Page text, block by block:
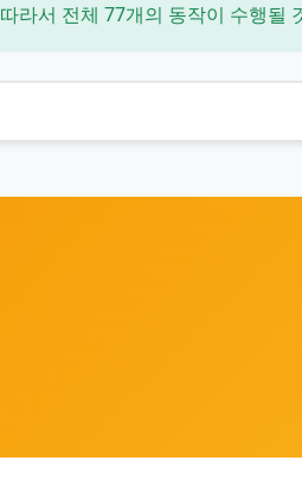
따라서 전체 77개의 동작이 수행될